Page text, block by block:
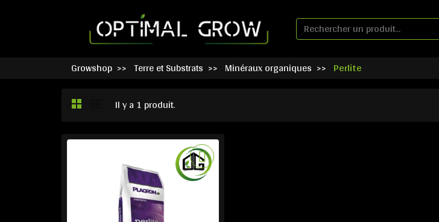
Growshop Terre et Substrats Minéraux organiques Perlite
Il y a 1 produit.